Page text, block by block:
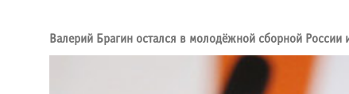
Валерий Брагин остался в молодёжной сборной